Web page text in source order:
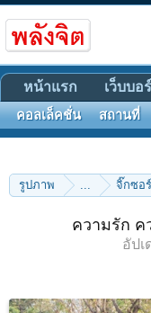
รูปภาพ ... จิ๊กซอร์
ความรัก ค
อัปเ
หน้าแรก เว็บบอ
คอลเล็คชั่น สถานที่